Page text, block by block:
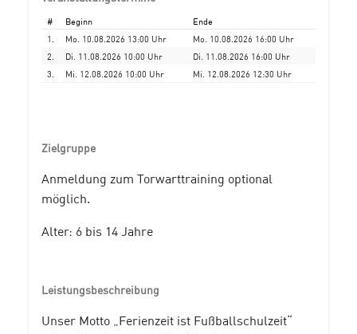
# Beginn
Ende
1.
Mo. 10.08.2026 13:00 Uhr
Mo. 10.08.2026 16:00 Uhr
2.
Di. 11.08.2026 10:00 Uhr
Di. 11.08.2026 16:00 Uhr
3.
Mi. 12.08.2026 10:00 Uhr Mi. 12.08.2026 12:30 Uhr
Zielgruppe
Anmeldung zum Torwarttraining optional
möglich.
Alter: 6 bis 14 Jahre
Leistungsbeschreibung
Unser Motto „Ferienzeit ist Fußballschulzeit“